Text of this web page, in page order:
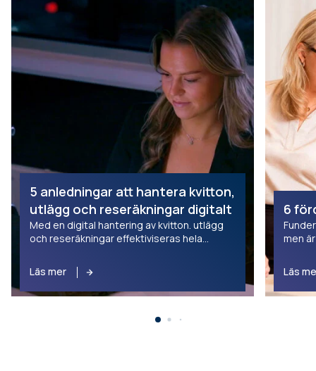
5 anledningar att hantera kvitton,
utlägg och reseräkningar digitalt
Med en digital hantering av kvitton. utlägg
och reseräkningar effektiviseras hela
attestanten och för ekonomiavdelningen.
Läs mer
6
men
några
Läs